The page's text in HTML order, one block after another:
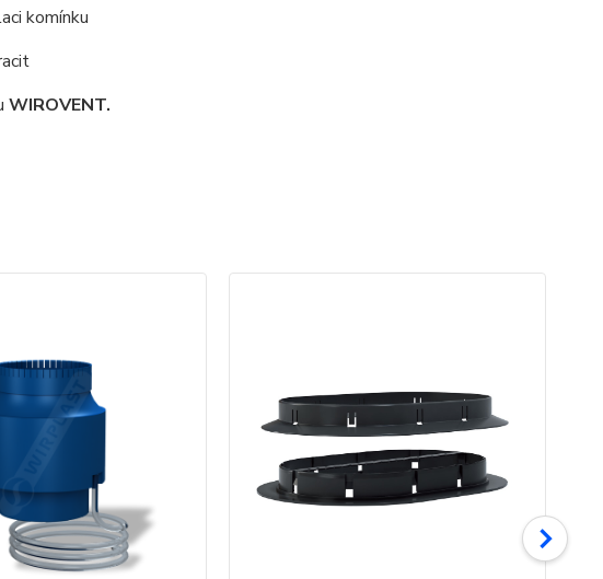
komínku
WIROVENT.